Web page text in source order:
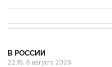
В РОССИИ
22:16, 6 августа 2026